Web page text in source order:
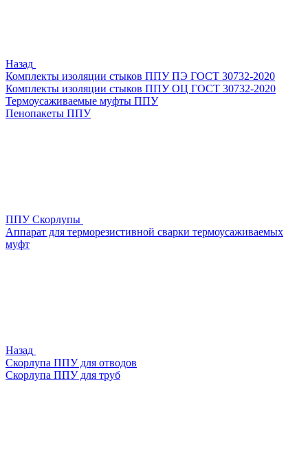
Назад
Комплекты изоляции стыков ППУ ПЭ ГОСТ 30732-2020
Комплекты изоляции стыков ППУ ОЦ ГОСТ 30732-2020
Термоусаживаемые муфты ППУ
Пенопакеты ППУ
ППУ Скорлупы
Аппарат для терморезистивной сварки термоусаживаемых
муфт
Назад
Скорлупа ППУ для отводов
Скорлупа ППУ для труб